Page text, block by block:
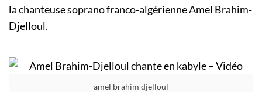
la chanteuse soprano franco-algérienne Amel Brahim-
Djelloul.
amel brahim djelloul